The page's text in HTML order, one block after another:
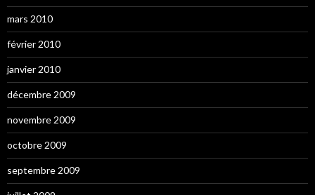
mars 2010
février 2010
janvier 2010
décembre 2009
novembre 2009
octobre 2009
septembre 2009